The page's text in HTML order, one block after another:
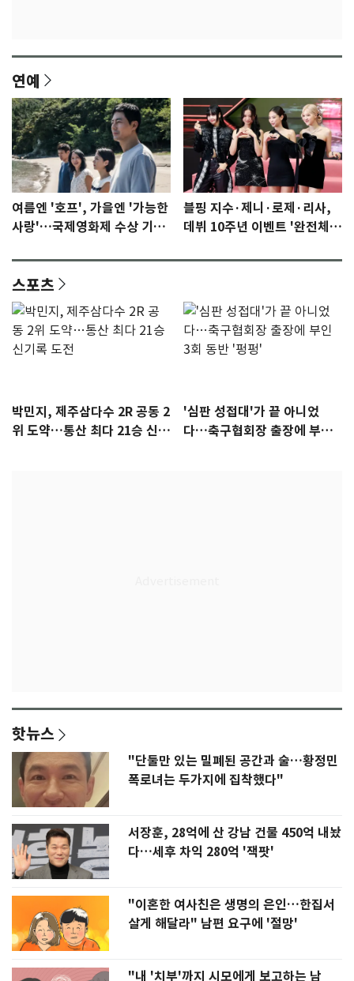
연예
여름엔 '호프', 가을엔 '가능한
사랑'…국제영화제 수상 기대
블핑 지수·제니·로제·리사,
데뷔 10주년 이벤트 '완전체'
스포츠
박민지, 제주삼다수 2R 공동 2
위 도약…통산 최다 21승 신기
'심판 성접대'가 끝 아니었
다…축구협회장 출장에 부인
핫뉴스
"단둘만 있는 밀폐된 공간과 술…황정민
폭로녀는 두가지에 집착했다"
서장훈, 28억에 산 강남 건물 450억 내놨
다…세후 차익 280억 '잭팟'
"이혼한 여사친은 생명의 은인…한집서
살게 해달라" 남편 요구에 '절망'
"내 '치부'까지 시모에게 보고하는 남